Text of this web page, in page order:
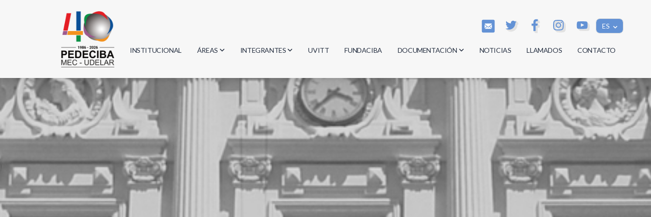
ES
INSTITUCIONAL ÁREAS
Biología
Informática
Matemática
INTEGRANTES
Investigadores
Estudiantes
Egresados
UVITT FUNDACIBA DOCUMENTACIÓN
Actas
Reglamentos
Documentos
NOTICIAS LLAMADOS CONTACTO